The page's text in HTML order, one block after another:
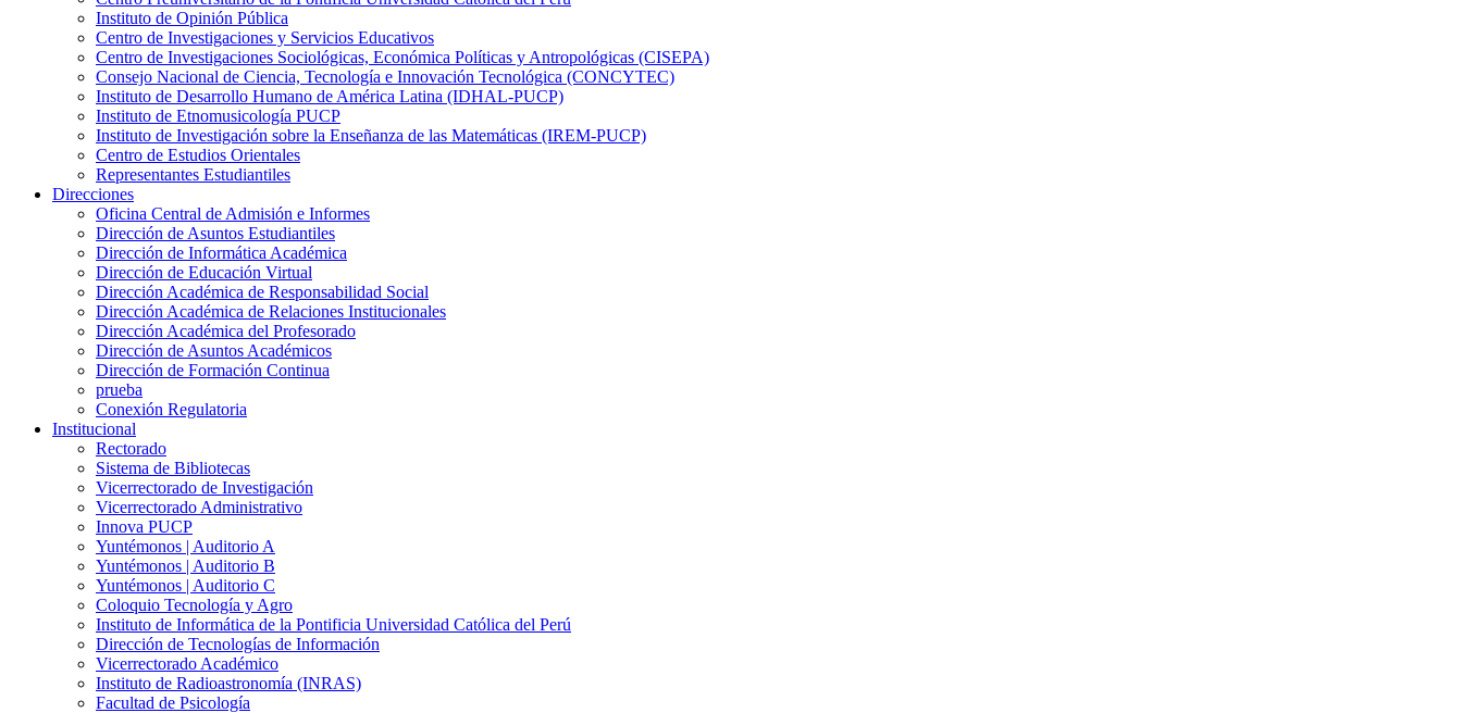
Instituto de Opinión Pública
Centro de Investigaciones y Servicios Educativos
Centro de Investigaciones Sociológicas, Económica Políticas y Antropológicas (CISEPA)
Consejo Nacional de Ciencia, Tecnología e Innovación Tecnológica (CONCYTEC)
Instituto de Desarrollo Humano de América Latina (IDHAL-PUCP)
Instituto de Etnomusicología PUCP
Instituto de Investigación sobre la Enseñanza de las Matemáticas (IREM-PUCP)
Centro de Estudios Orientales
Representantes Estudiantiles
Direcciones
Oficina Central de Admisión e Informes
Dirección de Asuntos Estudiantiles
Dirección de Informática Académica
Dirección de Educación Virtual
Dirección Académica de Responsabilidad Social
Dirección Académica de Relaciones Institucionales
Dirección Académica del Profesorado
Dirección de Asuntos Académicos
Dirección de Formación Continua
prueba
Conexión Regulatoria
Institucional
Rectorado
Sistema de Bibliotecas
Vicerrectorado de Investigación
Vicerrectorado Administrativo
Innova PUCP
Yuntémonos | Auditorio A
Yuntémonos | Auditorio B
Yuntémonos | Auditorio C
Coloquio Tecnología y Agro
Instituto de Informática de la Pontificia Universidad Católica del Perú
Dirección de Tecnologías de Información
Vicerrectorado Académico
Instituto de Radioastronomía (INRAS)
Facultad de Psicología